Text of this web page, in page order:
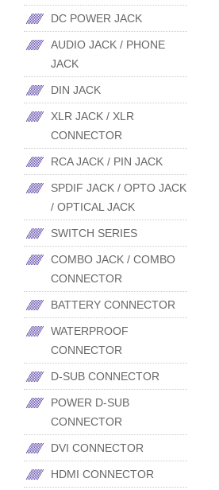
DC POWER JACK
AUDIO JACK / PHONE
JACK
DIN JACK
XLR JACK / XLR
CONNECTOR
RCA JACK / PIN JACK
SPDIF JACK / OPTO JACK
/ OPTICAL JACK
SWITCH SERIES
COMBO JACK / COMBO
CONNECTOR
BATTERY CONNECTOR
WATERPROOF
CONNECTOR
D-SUB CONNECTOR
POWER D-SUB
CONNECTOR
DVI CONNECTOR
HDMI CONNECTOR